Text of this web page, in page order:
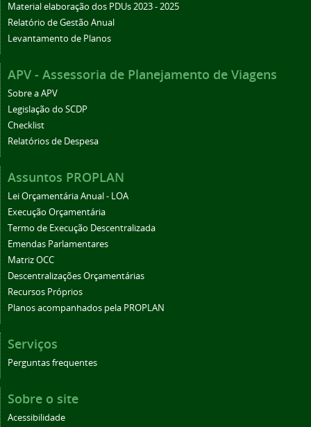
Material elaboração dos PDUs 2023 - 2025
Relatório de Gestão Anual
Levantamento de Planos
APV - Assessoria de Planejamento de Viagens
Sobre a APV
Legislação do SCDP
Checklist
Relatórios de Despesa
Assuntos PROPLAN
Lei Orçamentária Anual - LOA
Execução Orçamentária
Termo de Execução Descentralizada
Emendas Parlamentares
Matriz OCC
Descentralizações Orçamentárias
Recursos Próprios
Planos acompanhados pela PROPLAN
Serviços
Perguntas frequentes
Sobre o site
Acessibilidade